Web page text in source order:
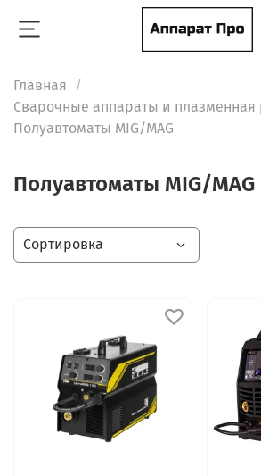
Главная
Сварочные аппараты и плазменная
Полуавтоматы MIG/MAG
Полуавтоматы MIG/MAG